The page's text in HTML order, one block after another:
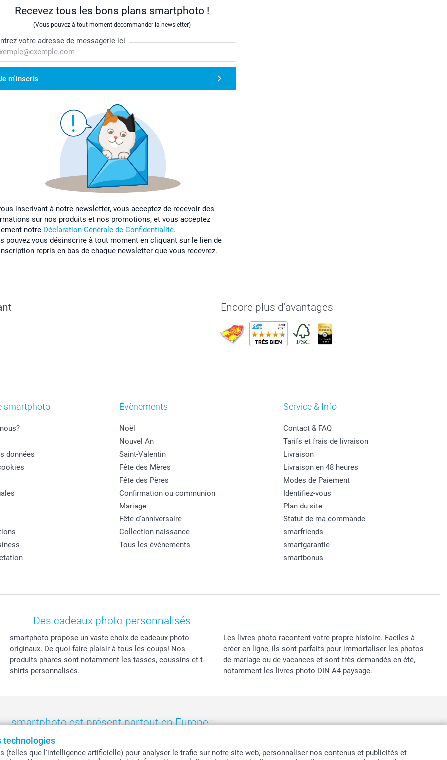
technologies
que l'intelligence artificielle) pour analyser le trafic sur notre site web, personnaliser nos contenus et publicités et
Recevez tous les bons plans smartphoto !
(Vous pouvez à tout moment décommander la newsletter)
votre adresse de messagerie ici
m'inscris
inscrivant à notre newsletter, vous acceptez de recevoir des
sur nos produits et nos promotions, et vous acceptez
notre Déclaration Générale de Confidentialité.
pouvez vous désinscrire à tout moment en cliquant sur le lien de
repris en bas de chaque newsletter que vous recevrez.
Encore plus d'avantages
smartphoto
données
Évènements
Noël
Nouvel An
Saint-Valentin
Fête des Mères
Fête des Pères
Confirmation ou communion
Mariage
Fête d'anniversaire
Collection naissance
Tous les évènements
Service & Info
Contact & FAQ
Tarifs et frais de livraison
Livraison
Livraison en 48 heures
Modes de Paiement
Identifiez-vous
Plan du site
Statut de ma commande
smarfriends
smartgarantie
smartbonus
Des cadeaux photo personnalisés
smartphoto propose un vaste choix de cadeaux photo
originaux. De quoi faire plaisir à tous les coups! Nos
produits phares sont notamment les tasses, coussins et t-
shirts personnalisés.
Les livres photo racontent votre propre histoire. Faciles à
créer en ligne, ils sont parfaits pour immortaliser les photos
de mariage ou de vacances et sont très demandés en été,
notamment les livres photo DIN A4 paysage.
smartphoto est présent partout en Europe :
- Nederland